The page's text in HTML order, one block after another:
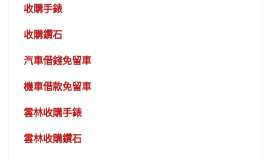
收購手錶
收購鑽石
汽車借錢免留車
機車借款免留車
雲林收購手錶
雲林收購鑽石